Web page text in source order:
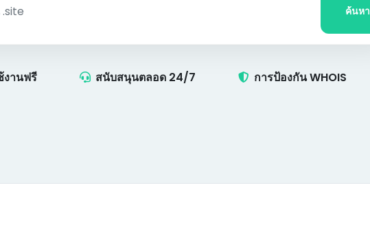
ค้นหา
งานฟรี สนับสนุนตลอด 24/7 การป้องกัน WHOIS